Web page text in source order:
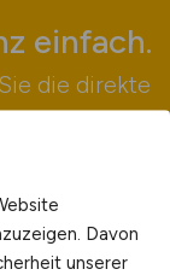
einfach.
die direkte
Davon
unserer